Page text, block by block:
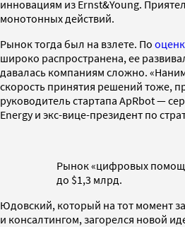
инновациям из Ernst&Young.
монотонных действий.
Рынок тогда был на взлете. По
широко распространена, ее
давалась компаниям сложно.
скорость принятия решений тоже,
руководитель стартапа ApRbot —
Energy и экс-вице-президент по
Рынок «цифровых
до $1,3 млрд.
Юдовский, который на тот момент
и консалтингом, загорелся новой